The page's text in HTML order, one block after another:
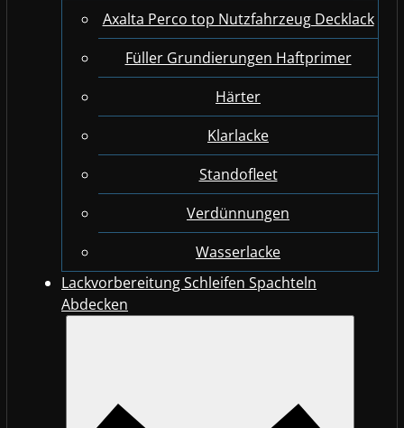
Axalta Perco top Nutzfahrzeug Decklack
Füller Grundierungen Haftprimer
Härter
Klarlacke
Standofleet
Verdünnungen
Wasserlacke
Lackvorbereitung Schleifen Spachteln
Abdecken